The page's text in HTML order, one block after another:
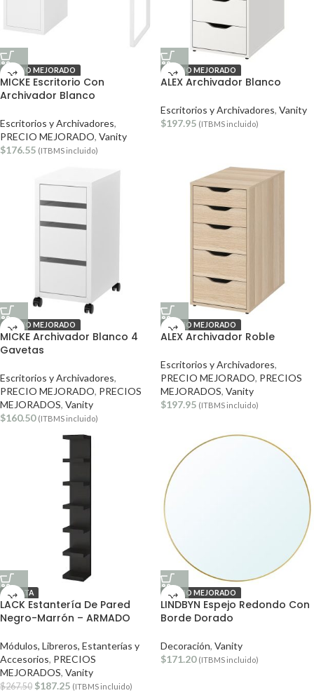
PRECIO MEJORADO
MICKE Escritorio Con
Archivador Blanco
Escritorios y Archivadores,
PRECIO MEJORADO, Vanity
$176.55 (ITBMS incluido)
PRECIO MEJORADO
ALEX Archivador Blanco
Escritorios y Archivadores, Vanity
$197.95 (ITBMS incluido)
PRECIO MEJORADO
MICKE Archivador Blanco 4
Gavetas
Escritorios y Archivadores,
PRECIO MEJORADO, PRECIOS
MEJORADOS, Vanity
$160.50 (ITBMS incluido)
PRECIO MEJORADO
ALEX Archivador Roble
Escritorios y Archivadores,
PRECIO MEJORADO, PRECIOS
MEJORADOS, Vanity
$197.95 (ITBMS incluido)
OFERTA
LACK Estantería De Pared
Negro-Marrón – ARMADO
Módulos, Libreros, Estanterías y
Accesorios, PRECIOS
MEJORADOS, Vanity
$267.50 $187.25 (ITBMS incluido)
PRECIO MEJORADO
LINDBYN Espejo Redondo Con
Borde Dorado
Decoración, Vanity
$171.20 (ITBMS incluido)